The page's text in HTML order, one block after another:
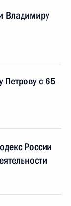
Владимиру
Петрову с 65-
России